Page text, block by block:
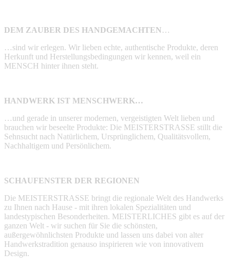
DEM ZAUBER DES HANDGEMACHTEN…
…sind wir erlegen. Wir lieben echte, authentische Produkte, deren
Herkunft und Herstellungsbedingungen wir kennen, weil ein
MENSCH hinter ihnen steht.
HANDWERK IST MENSCHWERK…
…und gerade in unserer modernen, vergeistigten Welt lieben und
brauchen wir beseelte Produkte: Die MEISTERSTRASSE stillt die
Sehnsucht nach Natürlichem, Ursprünglichem, Qualitätsvollem,
Nachhaltigem und Persönlichem.
SCHAUFENSTER DER REGIONEN
Die MEISTERSTRASSE bringt die regionale Welt des Handwerks
zu Ihnen nach Hause - mit ihren lokalen Spezialitäten und
landestypischen Besonderheiten. MEISTERLICHES gibt es auf der
ganzen Welt - wir suchen für Sie die schönsten,
außergewöhnlichsten Produkte und lassen uns dabei von alter
Handwerkstradition genauso inspirieren wie von innovativem
Design.